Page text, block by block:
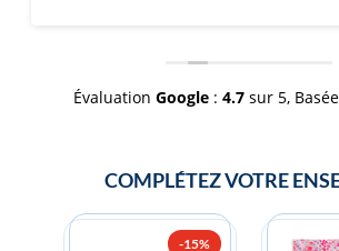
Évaluation Google : 4.7 sur 5,
COMPLÉTEZ VOTRE
-15%